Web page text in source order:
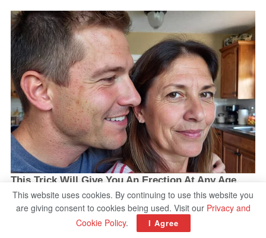
This website uses cookies. By continuing to use this website you
are giving consent to cookies being used. Visit our Privacy and
Cookie Policy. I Agree